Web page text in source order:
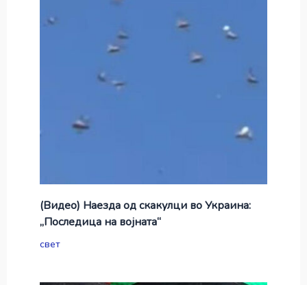
(Видео) Наезда од скакулци во Украина:
„Последица на војната“
свет